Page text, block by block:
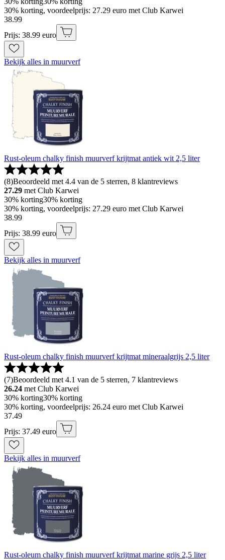
30% korting, voordeelprijs: 27.29 euro met Club Karwei
38.99
Prijs: 38.99 euro
Bekijk alles in muurverf
Rust-oleum chalky finish muurverf krijtmat antiek wit 2,5 liter
(8)Beoordeeld met 4.4 van de 5 sterren, 8 klantreviews
27.29 met Club Karwei
30% korting30% korting
30% korting, voordeelprijs: 27.29 euro met Club Karwei
38.99
Prijs: 38.99 euro
Bekijk alles in muurverf
Rust-oleum chalky finish muurverf krijtmat mineraalgrijs 2,5 liter
(7)Beoordeeld met 4.1 van de 5 sterren, 7 klantreviews
26.24 met Club Karwei
30% korting30% korting
30% korting, voordeelprijs: 26.24 euro met Club Karwei
37.49
Prijs: 37.49 euro
Bekijk alles in muurverf
Rust-oleum chalky finish muurverf krijtmat marine grijs 2,5 liter